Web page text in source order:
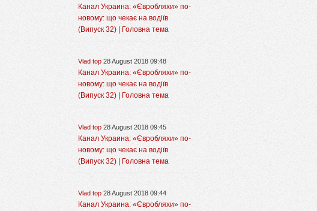
Канал Украина: «Євробляхи» по-
новому: що чекає на водіїв
(Випуск 32) | Головна тема
Vlad top 28 August 2018 09:48
Канал Украина: «Євробляхи» по-
новому: що чекає на водіїв
(Випуск 32) | Головна тема
Vlad top 28 August 2018 09:45
Канал Украина: «Євробляхи» по-
новому: що чекає на водіїв
(Випуск 32) | Головна тема
Vlad top 28 August 2018 09:44
Канал Украина: «Євробляхи» по-